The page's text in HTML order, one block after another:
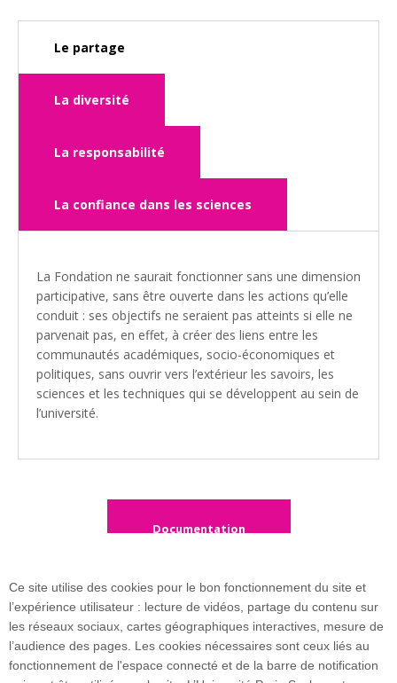
Le partage
La diversité
La responsabilité
La confiance dans les sciences
La Fondation ne saurait fonctionner sans une dimension
participative, sans être ouverte dans les actions qu’elle
conduit : ses objectifs ne seraient pas atteints si elle ne
parvenait pas, en effet, à créer des liens entre les
communautés académiques, socio-économiques et
politiques, sans ouvrir vers l’extérieur les savoirs, les
sciences et les techniques qui se développent au sein de
l’université.
Documentation
Ce site utilise des cookies pour le bon fonctionnement du site et
l’expérience utilisateur : lecture de vidéos, partage du contenu sur
les réseaux sociaux, cartes géographiques interactives, mesure de
l’audience des pages. Les cookies nécessaires sont ceux liés au
fonctionnement de l'espace connecté et de la barre de notification